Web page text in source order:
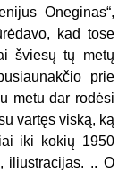
Oneginas“,
kad tose
šviesų tų metų
prie
metu dar rodėsi
vartęs viską, ką
iki kokių 1950
iliustracijas. .. O